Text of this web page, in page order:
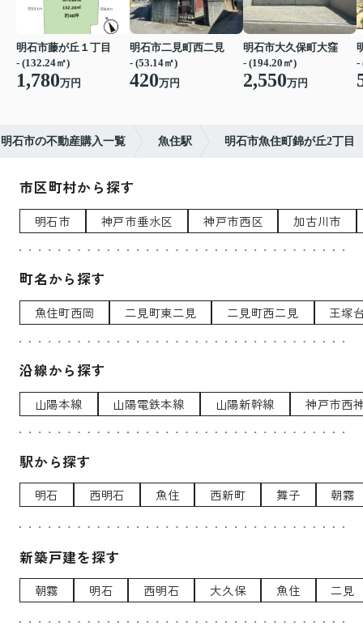
明石市藤が丘１丁目
- (132.24㎡)
1,780万円
明石市二見町西二見
- (53.14㎡)
420万円
明石市大久保町大窪
- (194.20㎡)
2,550万円
-
明石市の不動産購入一覧 魚住駅 明石市魚住町錦が丘2丁目
市区町村から探す
明石市 神戸市垂水区 神戸市西区 加古川市
町名から探す
魚住町西岡 二見町東二見 二見町西二見 王塚
沿線から探す
山陽本線 山陽電鉄本線 山陽新幹線 神戸市西
駅から探す
明石 西明石 魚住 西新町 舞子 朝霧
新築戸建を探す
朝霧 明石 西明石 大久保 魚住 二見